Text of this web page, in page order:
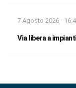
7 Agosto 2026 -
Via libera a